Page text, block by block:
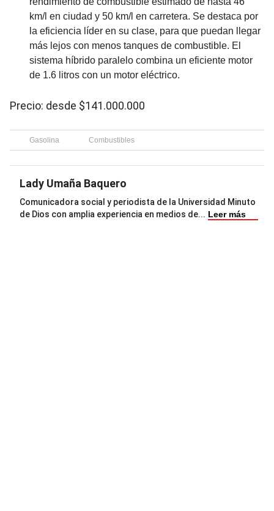
km/l en ciudad y 50 km/l en carretera. Se destaca por
la eficiencia líder en su clase, para que puedan llegar
más lejos con menos tanques de combustible. El
sistema híbrido paralelo combina un eficiente motor
de 1.6 litros con un motor eléctrico.
Precio: desde $141.000.000
Gasolina Combustibles
Lady Umaña Baquero
Comunicadora social y periodista de la Universidad Minuto
de Dios con amplia experiencia en medios de... Leer más